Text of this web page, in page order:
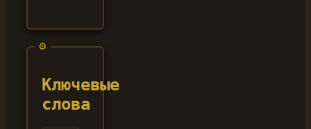
Ключевые
слова